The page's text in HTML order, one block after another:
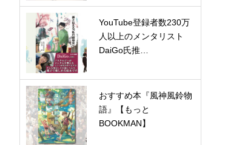
YouTube登録者数230万
人以上のメンタリスト
DaiGo氏推…
おすすめ本『風神風鈴物
語』【もっと
BOOKMAN】